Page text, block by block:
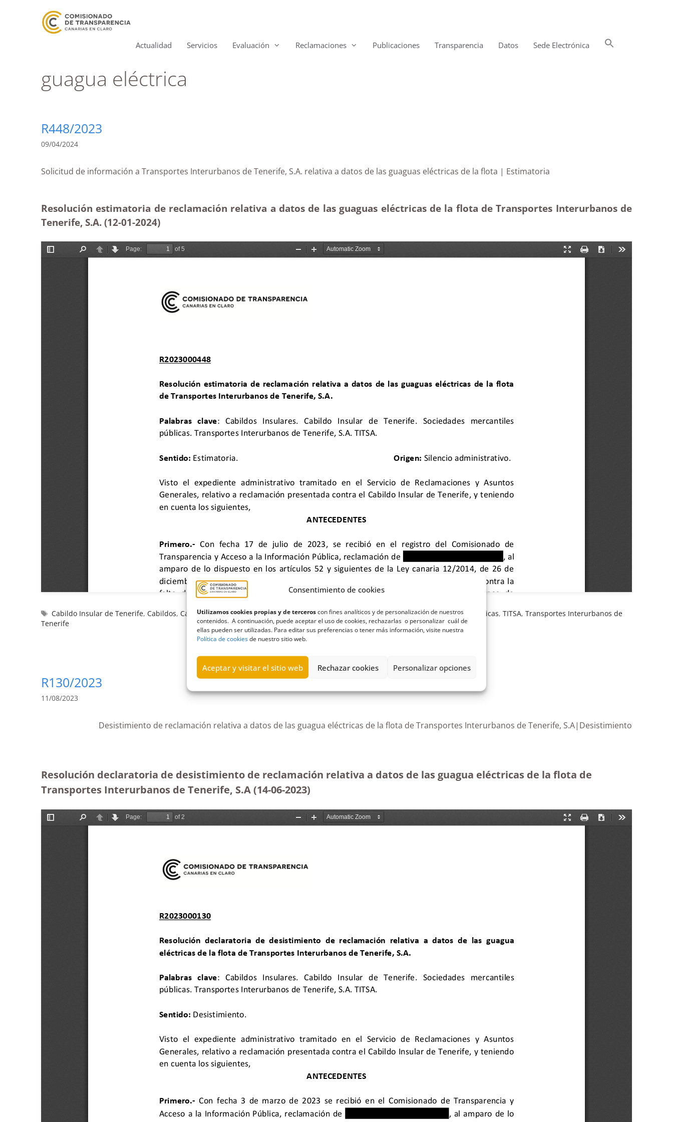
Consentimiento de cookies
Utilizamos cookies propias y de terceroscon fines analíticos y de personalización de nuestros
contenidos. A continuación, puede aceptar el uso de cookies, rechazarlas o personalizar cuál de
ellas pueden ser utilizadas. Para editar sus preferencias o tener más información, visite nuestra
Política de cookiesde nuestro sitio web.
Aceptar y visitar el sitio web Rechazar cookies Personalizar opciones
Actualidad Servicios Evaluación Reclamaciones Publicaciones Transparencia Datos Sede Electrónica
guagua eléctrica
R448/2023
09/04/2024
Solicitud de información a Transportes Interurbanos de Tenerife, S.A. relativa a datos de las guaguas eléctricas de la flota | Estimatoria
Resolución estimatoria de reclamación relativa a datos de las guaguas eléctricas de la flota de Transportes Interurbanos de
Tenerife, S.A. (12-01-2024)
Cabildo Insular de Tenerife,Cabildos,Cabildos Insulares,Estimación,Estimatoria,guagua eléctrica ,Sociedades mercantiles públicas,TITSA,Transportes Interurbanos de
Tenerife
R130/2023
11/08/2023
Desistimiento de reclamación relativa a datos de las guagua eléctricas de la flota de Transportes Interurbanos de Tenerife, S.A|Desistimiento
Resolución declaratoria de desistimiento de reclamación relativa a datos de las guagua eléctricas de la flota de
Transportes Interurbanos de Tenerife, S.A (14-06-2023)